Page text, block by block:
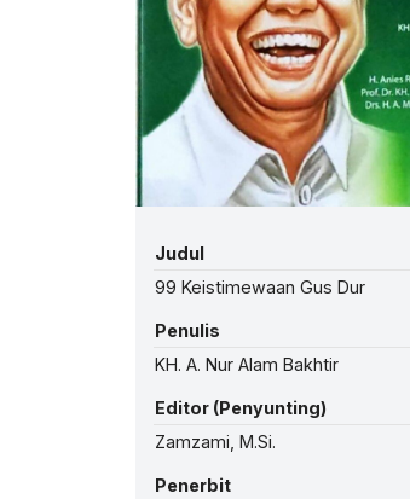
Judul
99 Keistimewaan Gus Dur
Penulis
KH. A. Nur Alam Bakhtir
Editor (Penyunting)
Zamzami, M.Si.
Penerbit